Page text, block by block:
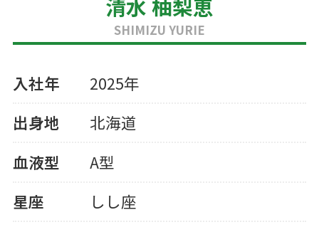
清水 柚梨恵
SHIMIZU YURIE
入社年
2025年
出身地
北海道
血液型
A型
星座
しし座